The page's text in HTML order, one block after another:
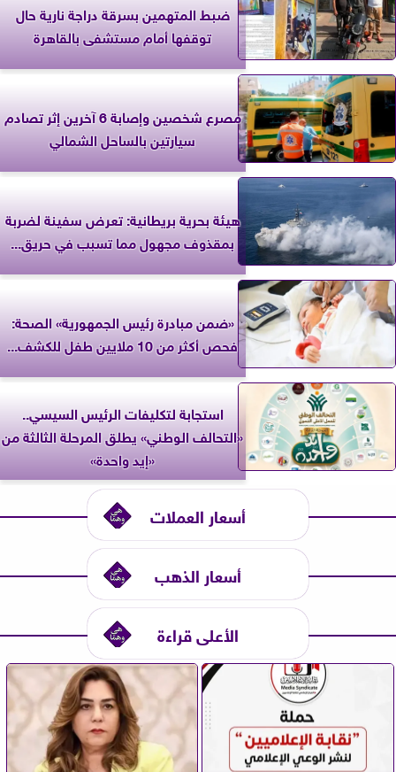
ضبط المتهمين بسرقة دراجة نارية حال
توقفها أمام مستشفى بالقاهرة
مصرع شخصين وإصابة 6 آخرين إثر تصادم
سيارتين بالساحل الشمالي
‎هيئة بحرية بريطانية: تعرض سفينة لضربة
بمقذوف مجهول مما تسبب في حريق...
«ضمن مبادرة رئيس الجمهورية» الصحة:
فحص أكثر من 10 ملايين طفل للكشف...
استجابة لتكليفات الرئيس السيسي..
«التحالف الوطني» يطلق المرحلة الثالثة من
«إيد واحدة»
أسعار العملات
أسعار الذهب
الأعلى قراءة